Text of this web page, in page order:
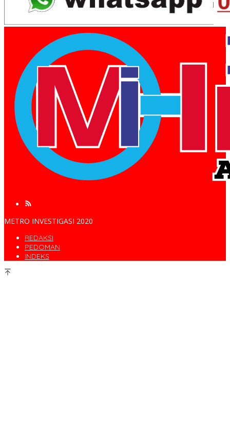
METRO INVESTIGASI 2020
REDAKSI
PEDOMAN
INDEKS